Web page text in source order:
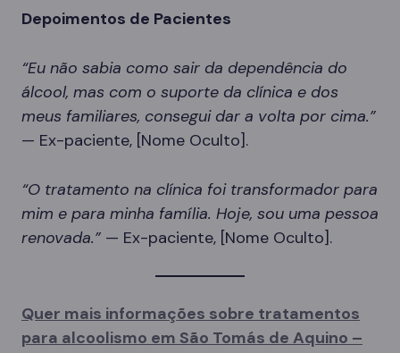
Depoimentos de Pacientes
“Eu não sabia como sair da dependência do
álcool, mas com o suporte da clínica e dos
meus familiares, consegui dar a volta por cima.”
— Ex-paciente, [Nome Oculto].
“O tratamento na clínica foi transformador para
mim e para minha família. Hoje, sou uma pessoa
renovada.” — Ex-paciente, [Nome Oculto].
Quer mais informações sobre tratamentos
para alcoolismo em São Tomás de Aquino –